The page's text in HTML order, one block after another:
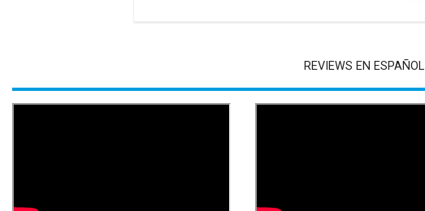
REVIEWS EN ESPAÑOL